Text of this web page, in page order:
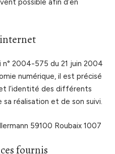
possible afin d’en
n° 2004-575 du 21 juin 2004
numérique, il est précisé
l’identité des différents
réalisation et de son suivi.
59100 Roubaix 1007
fournis